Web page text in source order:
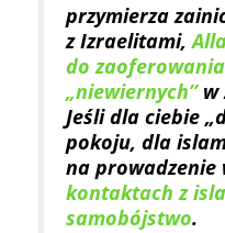
przymierza
z Izraelitami,
do
„niewiernych”w
Jeśli dla ciebie
pokoju, dla
na prowadzenie
kontaktach z
samobójstwo.